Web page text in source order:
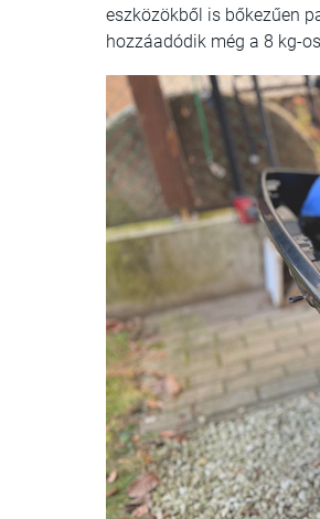
eszközökből is bőkezűen
hozzáadódik még a 8 kg-